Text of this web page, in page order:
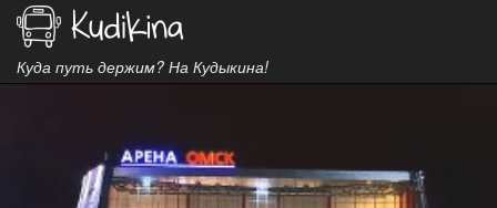
Куда путь держим? На Кудыкина!